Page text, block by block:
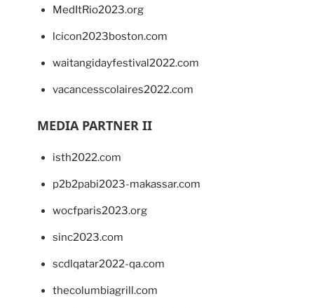
MedItRio2023.org
lcicon2023boston.com
waitangidayfestival2022.com
vacancesscolaires2022.com
MEDIA PARTNER II
isth2022.com
p2b2pabi2023-makassar.com
wocfparis2023.org
sinc2023.com
scdlqatar2022-qa.com
thecolumbiagrill.com